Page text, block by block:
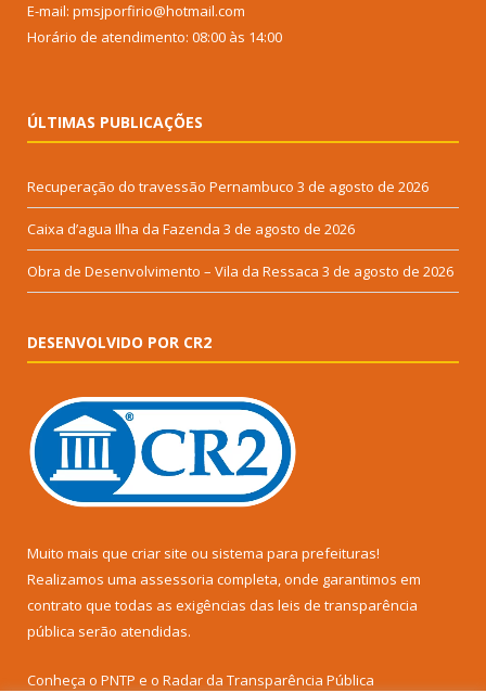
E-mail: pmsjporfirio@hotmail.com
Horário de atendimento: 08:00 às 14:00
ÚLTIMAS PUBLICAÇÕES
Recuperação do travessão Pernambuco 3 de agosto de 2026
Caixa d’agua Ilha da Fazenda 3 de agosto de 2026
Obra de Desenvolvimento – Vila da Ressaca 3 de agosto de 2026
DESENVOLVIDO POR CR2
Muito mais que criar site ou sistema para prefeituras!
Realizamos uma assessoria completa, onde garantimos em
contrato que todas as exigências das leis de transparência
pública serão atendidas.
Conheça o PNTP e o Radar da Transparência Pública